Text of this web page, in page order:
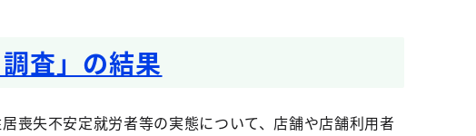
査」の結果
喪失不安定就労者等の実態について、店舗や店舗利用者